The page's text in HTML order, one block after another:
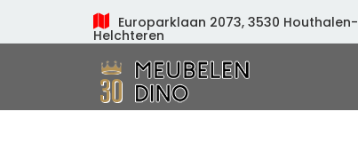
Europarklaan 2073, 3530 Houthalen-
Helchteren